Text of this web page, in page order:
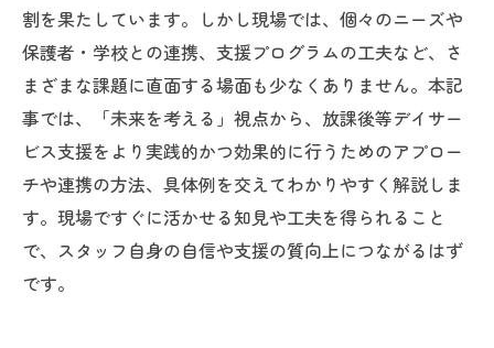
割を果たしています。しかし現場では、個々のニーズや
保護者・学校との連携、支援プログラムの工夫など、さ
まざまな課題に直面する場面も少なくありません。本記
事では、「未来を考える」視点から、放課後等デイサー
ビス支援をより実践的かつ効果的に行うためのアプロー
チや連携の方法、具体例を交えてわかりやすく解説しま
す。現場ですぐに活かせる知見や工夫を得られること
で、スタッフ自身の自信や支援の質向上につながるはず
です。